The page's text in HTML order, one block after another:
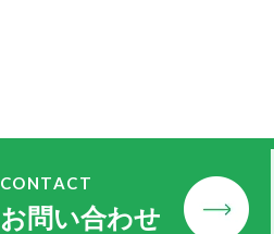
CONTACT
お問い合わせ